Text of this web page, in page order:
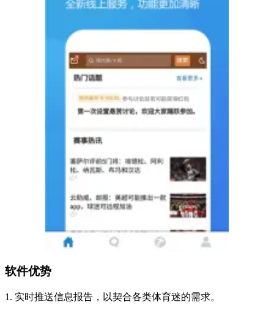
软件优势
1. 实时推送信息报告，以契合各类体育迷的需求。